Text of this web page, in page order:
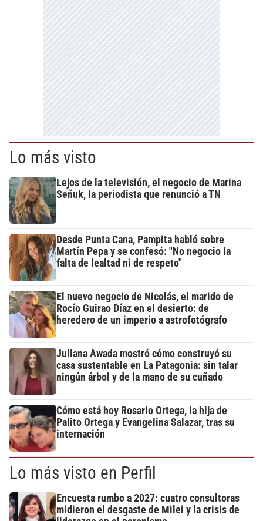
Lo más visto
Lejos de la televisión, el negocio de Marina
Señuk, la periodista que renunció a TN
Desde Punta Cana, Pampita habló sobre
Martín Pepa y se confesó: "No negocio la
falta de lealtad ni de respeto"
El nuevo negocio de Nicolás, el marido de
Rocío Guirao Díaz en el desierto: de
heredero de un imperio a astrofotógrafo
Juliana Awada mostró cómo construyó su
casa sustentable en La Patagonia: sin talar
ningún árbol y de la mano de su cuñado
Cómo está hoy Rosario Ortega, la hija de
Palito Ortega y Evangelina Salazar, tras su
internación
Lo más visto en Perfil
Encuesta rumbo a 2027: cuatro consultoras
midieron el desgaste de Milei y la crisis de